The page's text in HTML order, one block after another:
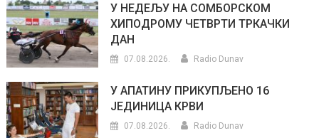
У НЕДЕЉУ НА СОМБОРСКОМ
ХИПОДРОМУ ЧЕТВРТИ ТРКАЧКИ
ДАН
07.08.2026. Radio Dunav
У АПАТИНУ ПРИКУПЉЕНО 16
ЈЕДИНИЦА КРВИ
07.08.2026. Radio Dunav